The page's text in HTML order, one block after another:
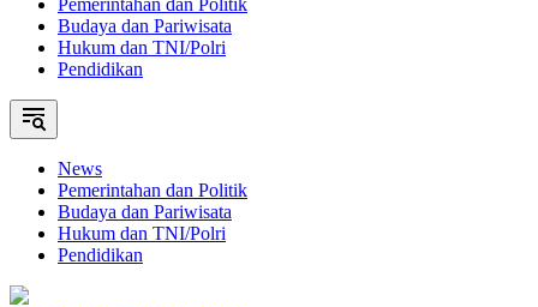
Pemerintahan dan Politik
Budaya dan Pariwisata
Hukum dan TNI/Polri
Pendidikan
News
Pemerintahan dan Politik
Budaya dan Pariwisata
Hukum dan TNI/Polri
Pendidikan